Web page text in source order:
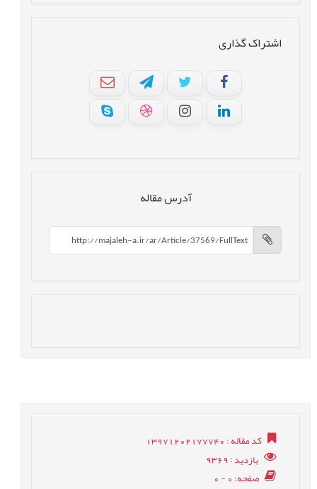
اشتراک گذاری
آدرس مقاله
کد مقاله: 13971202177740
بازدید: 9369
صفحه: 0 - 0